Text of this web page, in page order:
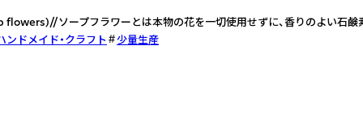
flowers)//ソープフラワーとは本物の花を一切使用せずに、香りのよい石鹸
ンドメイド・クラフト
少量生産